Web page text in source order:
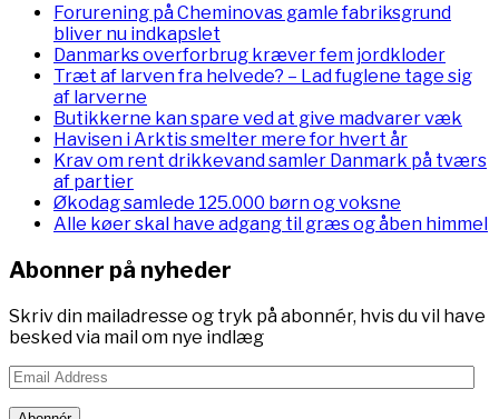
Forurening på Cheminovas gamle fabriksgrund
bliver nu indkapslet
Danmarks overforbrug kræver fem jordkloder
Træt af larven fra helvede? – Lad fuglene tage sig
af larverne
Butikkerne kan spare ved at give madvarer væk
Havisen i Arktis smelter mere for hvert år
Krav om rent drikkevand samler Danmark på tværs
af partier
Økodag samlede 125.000 børn og voksne
Alle køer skal have adgang til græs og åben himmel
Abonner på nyheder
Skriv din mailadresse og tryk på abonnér, hvis du vil have
besked via mail om nye indlæg
Email
Address